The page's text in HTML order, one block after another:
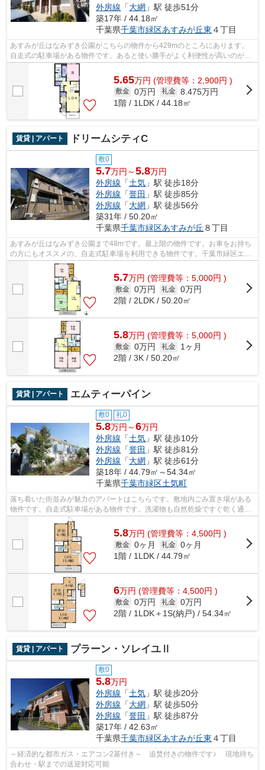
外房線 「大網 」駅 徒歩51分
築17年 / 44.18㎡
千葉県千葉市緑区あすみが丘東 ４丁目
あすみが丘はなみずき公園がこちらの物件から429mのところにあります。
自走式の駐車場がある物件です。あると使い勝手がよく利便性が高いのが敷
地内ごみ置き場です。お仕事でパソコン...
5.65万円 (管理費等：2,900円 )
敷金 0万円 礼金 8.475万円
1階 / 1LDK / 44.18㎡
賃貸 | アパート ドリームシティC
敷0
5.7万円～5.8万円
外房線 「土気 」駅 徒歩18分
外房線 「誉田 」駅 徒歩85分
外房線 「大網 」駅 徒歩56分
築31年 / 50.20㎡
千葉県千葉市緑区あすみが丘 ８丁目
あすみが丘はなみずき公園まで48mです。最上階の物件です。お車をお持ち
の方にもオススメの、自走式駐車場を利用できる物件です。千葉市緑区エリ
アの賃貸情報が株式会社ネイティブ・ト...
5.7万円 (管理費等：5,000円 )
敷金 0万円 礼金 0万円
2階 / 2LDK / 50.20㎡
5.8万円 (管理費等：5,000円 )
敷金 0万円 礼金
1ヶ月
2階 / 3K / 50.20㎡
賃貸 | アパート エムティーパイン
敷0 礼0
5.8万円～6万円
外房線 「土気 」駅 徒歩10分
外房線 「誉田 」駅 徒歩81分
外房線 「大網 」駅 徒歩61分
築18年 / 44.79㎡～54.34㎡
千葉県千葉市緑区土気町
落ち着いた街並みが魅力のアパートはこちらです。敷地内ごみ置き場がある
物件です。自走式駐車場がある物件です。洗濯物も自然乾燥ですぐ乾く通風
良好な間取りのアパート。千葉市緑区...
5.8万円 (管理費等：4,500円 )
敷金 0ヶ月 礼金 0ヶ月
1階 / 1LDK / 44.79㎡
6万円 (管理費等：4,500円 )
敷金 0万円 礼金 0万円
2階 / 1LDK＋1S(納戸) / 54.34㎡
賃貸 | アパート プラーン・ソレイユⅡ
敷0
5.8万円
外房線 「土気 」駅 徒歩20分
外房線 「大網 」駅 徒歩50分
外房線 「誉田 」駅 徒歩87分
築17年 / 42.63㎡
千葉県千葉市緑区あすみが丘東 ４丁目
～経済的な都市ガス・エアコン2基付き～ 追焚付きの物件です♪ 現地待ち
合わせ・駅までの送迎対応可能